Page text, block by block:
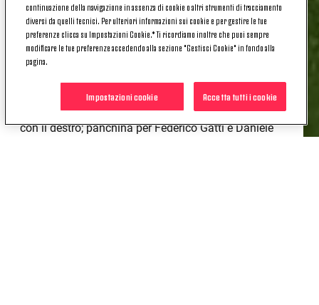
Successo per 2-0 per l'Italia nella seconda gara del
girone di qualificazione ai Mondiali del 2026 contro
la Moldova.Titolare Andrea Cambiaso
sull'esterno, in campo per tutta la durata
la rete del raddoppio realizzata a
inizio ripresachiudendo l'azione sul secondo palo
con il destro; panchina per Federico Gatti e Daniele
continuazione della navigazione in assenza di cookie o altri strumenti di tracciamento
diversi da quelli tecnici. Per ulteriori informazioni sui cookie e per gestire le tue
preferenze clicca su Impostazioni Cookie.* Ti ricordiamo inoltre che puoi sempre
modificare le tue preferenze accedendo alla sezione "Gestisci Cookie" in fondo alla
pagina.
Accetta tutti i cookie
Impostazioni cookie